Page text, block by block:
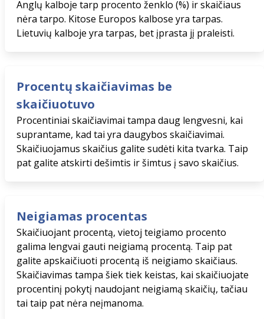
Anglų kalboje tarp procento ženklo (%) ir skaičiaus
nėra tarpo. Kitose Europos kalbose yra tarpas.
Lietuvių kalboje yra tarpas, bet įprasta jį praleisti.
Procentų skaičiavimas be
skaičiuotuvo
Procentiniai skaičiavimai tampa daug lengvesni, kai
suprantame, kad tai yra daugybos skaičiavimai.
Skaičiuojamus skaičius galite sudėti kita tvarka. Taip
pat galite atskirti dešimtis ir šimtus į savo skaičius.
Neigiamas procentas
Skaičiuojant procentą, vietoj teigiamo procento
galima lengvai gauti neigiamą procentą. Taip pat
galite apskaičiuoti procentą iš neigiamo skaičiaus.
Skaičiavimas tampa šiek tiek keistas, kai skaičiuojate
procentinį pokytį naudojant neigiamą skaičių, tačiau
tai taip pat nėra neįmanoma.